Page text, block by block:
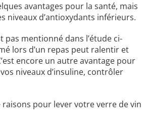
avantages pour la santé, mais
niveaux d’antioxydants inférieurs.
pas mentionné dans l’étude ci-
lors d’un repas peut ralentir et
encore un autre avantage pour
niveaux d’insuline, contrôler
raisons pour lever votre verre de vin